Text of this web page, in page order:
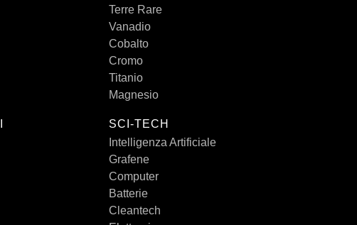
Terre Rare
Vanadio
Cobalto
Cromo
Titanio
Magnesio
SCI-TECH
Intelligenza Artificiale
Grafene
Computer
Batterie
Cleantech